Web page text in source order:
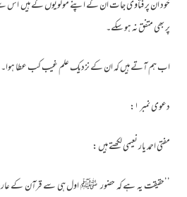
خود ان پر فتاوی جات ان کے اپنے مولویوں کے ہیں اس سے
پر بھی متفق نہ ہو سکے۔
اب ہم آتے ہیں کہ ان کے نزدیک علم غیب کب عطا ہوا۔
دعوی نمبر ۱:
مفتی احمد یار نعیمی لکھتے ہیں :
’’حقیقت یہ ہے کہ حضور ﷺ اول ہی سے قرآن کے